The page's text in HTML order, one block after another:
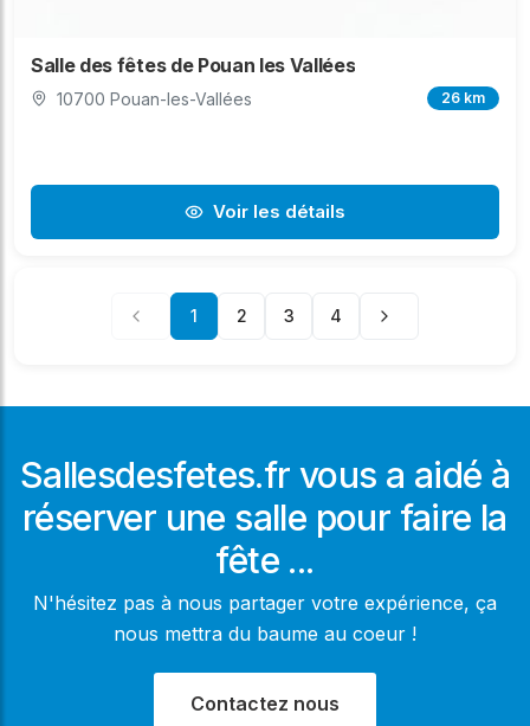
Salle des fêtes de Pouan les Vallées
10700 Pouan-les-Vallées 26 km
Voir les détails
1 2 3 4
Sallesdesfetes.fr vous a aidé à
réserver une salle pour faire la
fête ...
N'hésitez pas à nous partager votre expérience, ça
nous mettra du baume au coeur !
Contactez nous